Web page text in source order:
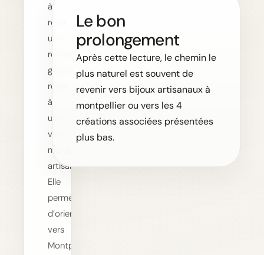
à
relier
une
recherche
géographique
réelle
à
une
vraie
marque
artisanale.
Elle
permet
d’orienter
vers
Montpellier,
Le bon
prolongement
Après cette lecture, le chemin le
plus naturel est souvent de
revenir vers bijoux artisanaux à
montpellier ou vers les 4
créations associées présentées
plus bas.